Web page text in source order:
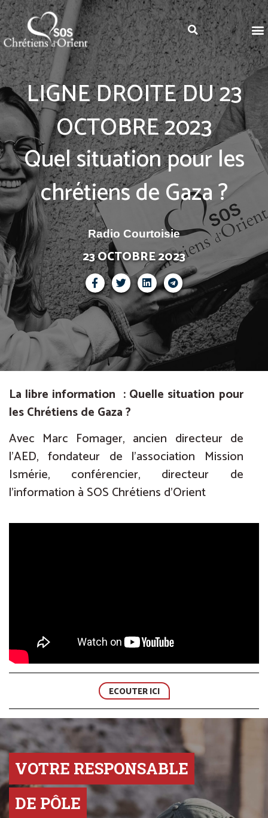
LIGNE DROITE DU 23
OCTOBRE 2023
Quel situation pour les
chrétiens de Gaza ?
Radio Courtoisie
23 OCTOBRE 2023
La libre information : Quelle situation pour
les Chrétiens de Gaza ?
Avec Marc Fomager, ancien directeur de
l’AED, fondateur de l’association Mission
Ismérie, conférencier, directeur de
l’information à SOS Chrétiens d’Orient
ECOUTER ICI
VOTRE RESPONSABLE
DE PÔLE